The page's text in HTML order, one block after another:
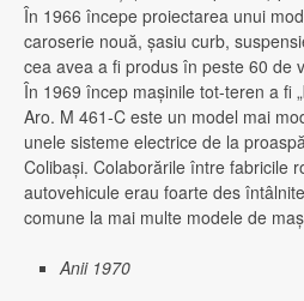
În 1966 începe proiectarea unui
caroserie nouă, şasiu curb,
cea avea a fi produs în peste 60 de
În 1969 încep maşinile tot-teren a fi
Aro. M 461-C este un model mai
unele sisteme electrice de la
Colibaşi. Colaborările între fabricile
autovehicule erau foarte des
comune la mai multe modele de
Anii 1970